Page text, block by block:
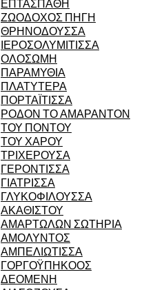
ΕΠΤΑΣΠΑΘΗ
ΖΩΟΔΟΧΟΣ ΠΗΓΗ
ΘΡΗΝΟΔΟΥΣΣΑ
ΙΕΡΟΣΟΛΥΜΙΤΙΣΣΑ
ΟΛΟΣΩΜΗ
ΠΑΡΑΜΥΘΙΑ
ΠΛΑΤΥΤΕΡΑ
ΠΟΡΤΑΪΤΙΣΣΑ
ΡΟΔΟΝ ΤΟ ΑΜΑΡΑΝΤΟΝ
ΤΟΥ ΠΟΝΤΟΥ
ΤΟΥ ΧΑΡΟΥ
ΤΡΙΧΕΡΟΥΣΑ
ΓΕΡΟΝΤΙΣΣΑ
ΓΙΑΤΡΙΣΣΑ
ΓΛΥΚΟΦΙΛΟΥΣΣΑ
ΑΚΑΘΙΣΤΟΥ
ΑΜΑΡΤΩΛΩΝ ΣΩΤΗΡΙΑ
ΑΜΟΛΥΝΤΟΣ
ΑΜΠΕΛΙΩΤΙΣΣΑ
ΓΟΡΓΟΫΠΗΚΟΟΣ
ΔΕΟΜΕΝΗ